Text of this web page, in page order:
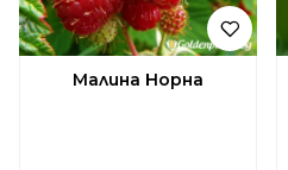
Малина Норна